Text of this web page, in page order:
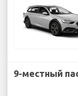
9-местный